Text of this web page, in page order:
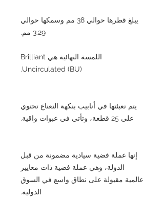
يبلغ قطرها حوالي 38 مم وسمكها حوالي
3.29 مم.
اللمسة النهائية هي Brilliant
Uncirculated (BU).
يتم تعبئتها في أنابيب بنكهة النعناع تحتوي
على 25 قطعة، وتأتي في عبوات واقية.
إنها عملة فضية سيادية مضمونة من قبل
الدولة، وهي عملة فضية ذات معايير
عالمية مقبولة على نطاق واسع في السوق
الدولية.